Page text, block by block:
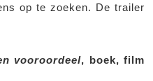
op te zoeken. De trailer
vooroordeel, boek, film